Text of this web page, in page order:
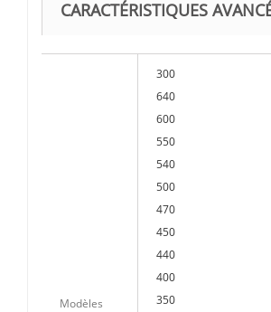
CARACTÉRISTIQUES
Modèles
300
640
600
550
540
500
470
450
440
400
350